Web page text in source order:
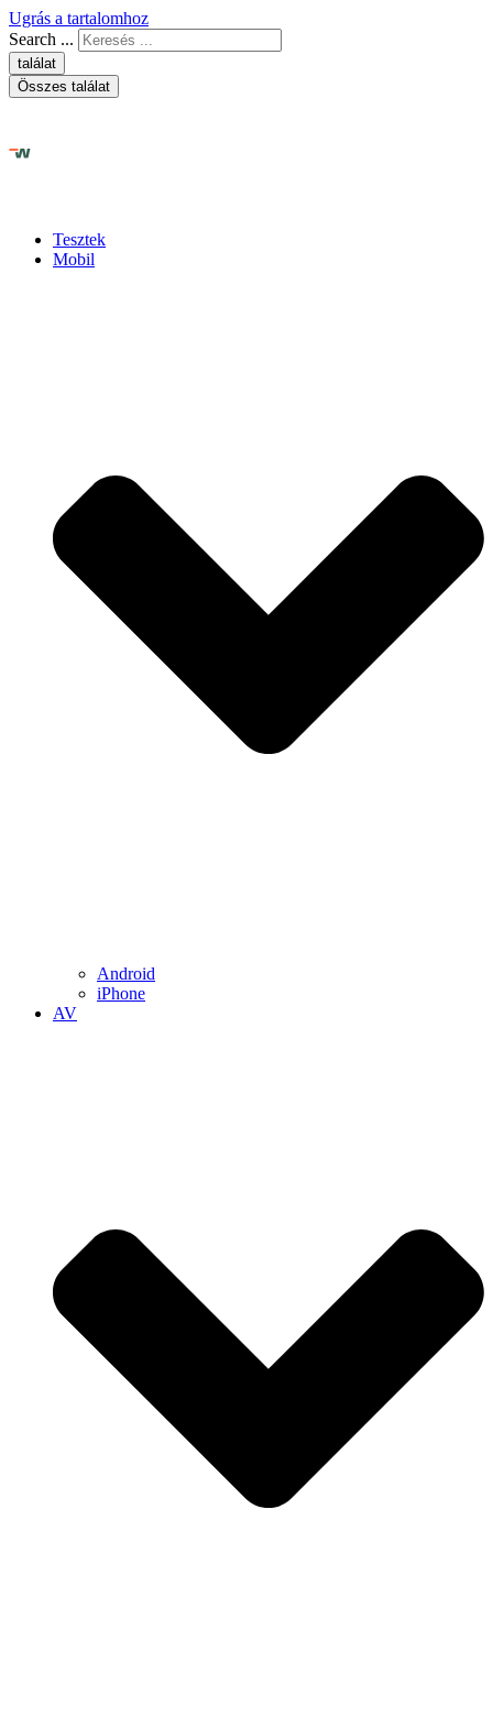
Ugrás a tartalomhoz
Search ...
találat
Összes találat
Tesztek
Mobil
Android
iPhone
AV